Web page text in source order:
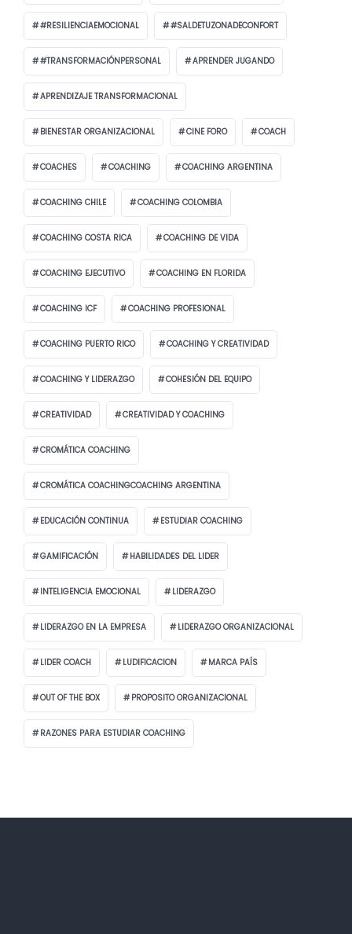
#RESILIENCIAEMOCIONAL #SALDETUZONADECONFORT
#TRANSFORMACIÓNPERSONAL APRENDER JUGANDO
APRENDIZAJE TRANSFORMACIONAL
BIENESTAR ORGANIZACIONAL CINE FORO COACH
COACHES COACHING COACHING ARGENTINA
COACHING CHILE COACHING COLOMBIA
COACHING COSTA RICA COACHING DE VIDA
COACHING EJECUTIVO COACHING EN FLORIDA
COACHING ICF COACHING PROFESIONAL
COACHING PUERTO RICO COACHING Y CREATIVIDAD
COACHING Y LIDERAZGO COHESIÓN DEL EQUIPO
CREATIVIDAD CREATIVIDAD Y COACHING
CROMÁTICA COACHING
CROMÁTICA COACHINGCOACHING ARGENTINA
EDUCACIÓN CONTINUA ESTUDIAR COACHING
GAMIFICACIÓN HABILIDADES DEL LIDER
INTELIGENCIA EMOCIONAL LIDERAZGO
LIDERAZGO EN LA EMPRESA LIDERAZGO ORGANIZACIONAL
LIDER COACH LUDIFICACION MARCA PAÍS
OUT OF THE BOX PROPOSITO ORGANIZACIONAL
RAZONES PARA ESTUDIAR COACHING